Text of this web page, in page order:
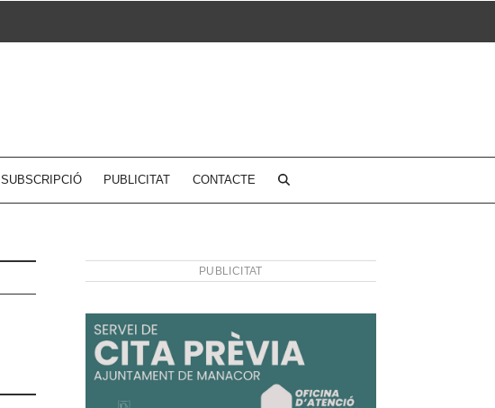
SUBSCRIPCIÓ PUBLICITAT CONTACTE
PUBLICITAT